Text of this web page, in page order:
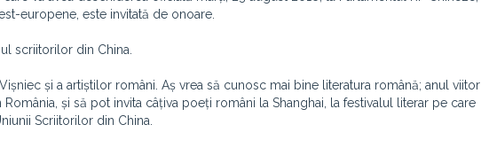
europene, este invitată de onoare.
scriitorilor din China.
și a artiștilor români. Aș vrea să cunosc mai bine literatura română; anul viitor
și să pot invita câțiva poeți români la Shanghai, la festivalul literar pe care
Scriitorilor din China.